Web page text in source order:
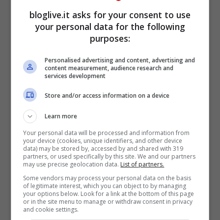
Visualizza questo post su Instagram
bloglive.it asks for your consent to use
your personal data for the following
purposes:
Personalised advertising and content, advertising and
content measurement, audience research and
services development
Store and/or access information on a device
Learn more
Your personal data will be processed and information from
your device (cookies, unique identifiers, and other device
data) may be stored by, accessed by and shared with 319
partners, or used specifically by this site. We and our partners
may use precise geolocation data. List of partners.
Some vendors may process your personal data on the basis
of legitimate interest, which you can object to by managing
your options below. Look for a link at the bottom of this page
or in the site menu to manage or withdraw consent in privacy
and cookie settings.